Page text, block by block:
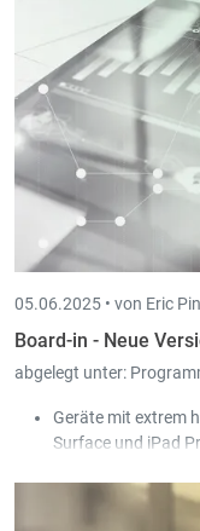
In der Liste der
Kolonnen mit
Beträge beziehen,
05.06.2025 • von Eric
Board-in - Neue
abgelegt unter:
Geräte mit extrem
Surface und iPad
Die spezifischen